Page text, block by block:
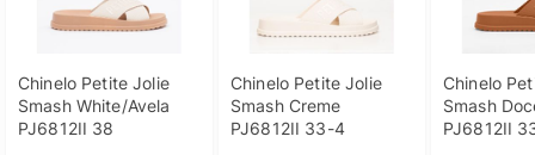
Chinelo Petite Jolie
Smash White/Avela
PJ6812II 38
Chinelo Petite Jolie
Smash Creme
PJ6812II 33-4
Chinelo
Smash
PJ6812II